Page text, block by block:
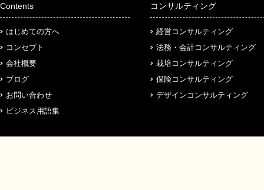
Contents
はじめての方へ
コンセプト
会社概要
ブログ
お問い合わせ
ビジネス用語集
コンサルティング
経営コンサルティング
法務・会計コンサルティング
栽培コンサルティング
保険コンサルティング
デザインコンサルティング